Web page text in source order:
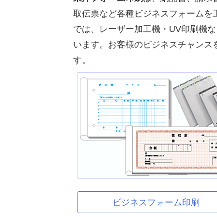
取伝票など各種ビジネスフォーム
では、レーザー加工機・UV印刷機
います。お客様のビジネスチャン
す。
ビジネスフォーム印刷